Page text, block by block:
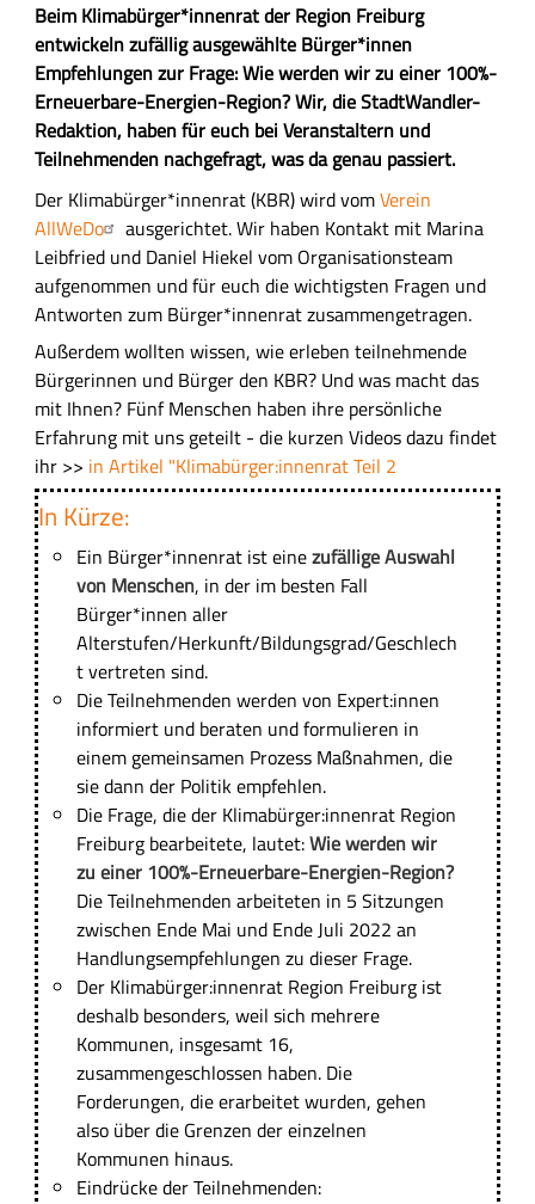
Z
u
s
a
m
m
e
n
f
a
s
s
u
n
g
Beim Klimabürger*innenrat der Region Freiburg
entwickeln zufällig ausgewählte Bürger*innen
Empfehlungen zur Frage: Wie werden wir zu einer 100%-
Erneuerbare-Energien-Region? Wir, die StadtWandler-
Redaktion, haben für euch bei Veranstaltern und
Teilnehmenden nachgefragt, was da genau passiert.
H
a
u
p
t
-
I
n
h
a
l
t
s
f
e
l
d
Der Klimabürger*innenrat (KBR) wird vomVerein
AllWeDo
ausgerichtet. Wir haben Kontakt mit Marina
Leibfried und Daniel Hiekel vom Organisationsteam
aufgenommen und für euch die wichtigsten Fragen und
Antworten zum Bürger*innenrat zusammengetragen.
Außerdem wollten wissen, wie erleben teilnehmende
Bürgerinnen und Bürger den KBR? Und was macht das
mit Ihnen? Fünf Menschen haben ihre persönliche
Erfahrung mit uns geteilt - die kurzen Videos dazu findet
ihr >> in Artikel "Klimabürger:innenrat Teil 2
In Kürze:
Ein Bürger*innenrat ist einezufällige Auswahl
von Menschen, in der im besten Fall
Bürger*innen aller
Alterstufen/Herkunft/Bildungsgrad/Geschlech
t vertreten sind.
Die Teilnehmenden werden von Expert:innen
informiert und beraten und formulieren in
einem gemeinsamen Prozess Maßnahmen, die
sie dann der Politik empfehlen.
Die Frage, die der Klimabürger:innenrat Region
Freiburg bearbeitete, lautet:Wie werden wir
zu einer 100%-Erneuerbare-Energien-Region?
Die Teilnehmenden arbeiteten in 5 Sitzungen
zwischen Ende Mai und Ende Juli 2022 an
Handlungsempfehlungen zu dieser Frage.
Der Klimabürger:innenrat Region Freiburg ist
deshalb besonders, weil sich mehrere
Kommunen, insgesamt 16,
zusammengeschlossen haben. Die
Forderungen, die erarbeitet wurden, gehen
also über die Grenzen der einzelnen
Kommunen hinaus.
Eindrücke der Teilnehmenden: